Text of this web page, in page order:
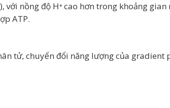
nồng độ H⁺ cao hơn trong khoảng gian
ATP.
tử, chuyển đổi năng lượng của